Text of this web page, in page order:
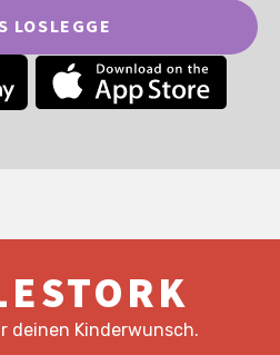
LOSLEGGE
deinen Kinderwunsch.